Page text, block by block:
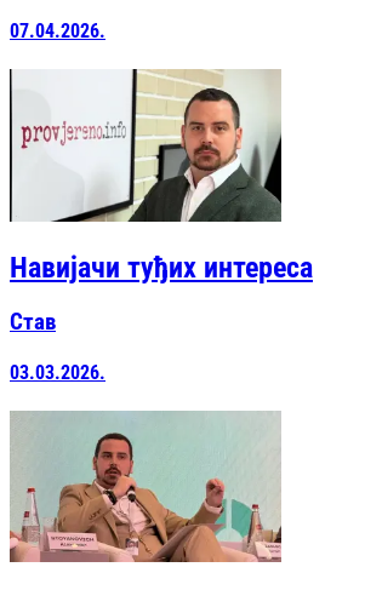
07.04.2026.
Навијачи туђих интереса
Став
03.03.2026.